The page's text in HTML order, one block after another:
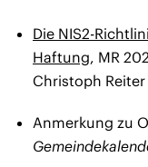
Die NIS2-
Haftung, MR
Christoph
Anmerkung zu